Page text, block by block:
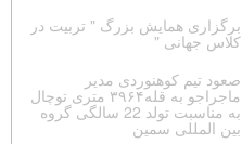
برگزارى همايش بزرگ " تربيت در
كلاس جهانى "
صعود تیم کوهنوردی مدیر
ماجراجو به قله۳۹۶۴ متری توچال
به مناسبت تولد 22 سالگی گروه
بین المللی سمین